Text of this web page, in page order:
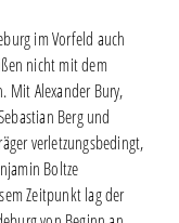
im Vorfeld auch
nicht mit dem
Mit Alexander Bury,
Berg und
verletzungsbedingt,
Boltze
Zeitpunkt lag der